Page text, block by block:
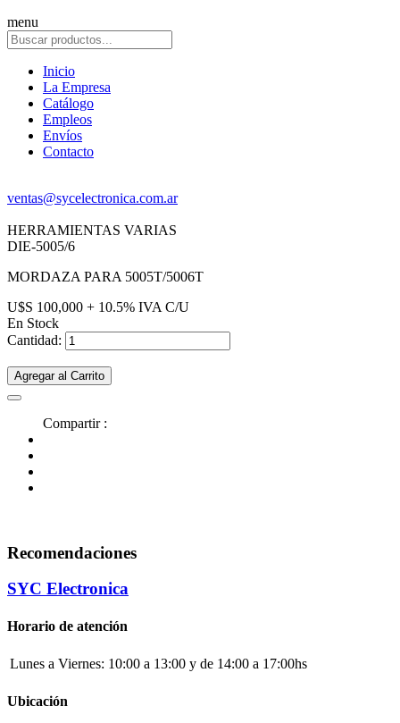
menu
Inicio
La Empresa
Catálogo
Empleos
Envíos
Contacto
ventas@sycelectronica.com.ar
HERRAMIENTAS VARIAS
DIE-5005/6
MORDAZA PARA 5005T/5006T
U$S 100,000 + 10.5% IVA C/U
En Stock
Cantidad:
Agregar al Carrito
Compartir :
Recomendaciones
SYC Electronica
Horario de atención
Lunes a Viernes: 10:00 a 13:00 y de 14:00 a 17:00hs
Ubicación